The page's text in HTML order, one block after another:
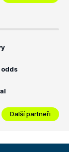
odds
Další partneři